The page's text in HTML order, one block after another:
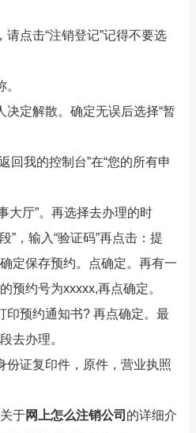
点击“注销登记”记得不要选
决定解散。确定无误后选择“暂
回我的控制台”在“您的所有申
大厅”。再选择去办理的时
”，输入“验证码”再点击：提
定保存预约。点确定。再有一
预约号为xxxxx,再点确定。
印预约通知书? 再点确定。最
去办理。
份证复印件，原件，营业执照
于网上怎么注销公司 的详细介